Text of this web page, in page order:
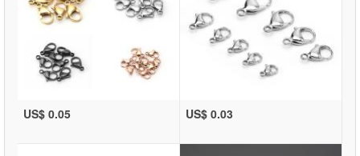
US$ 0.05 US$ 0.03